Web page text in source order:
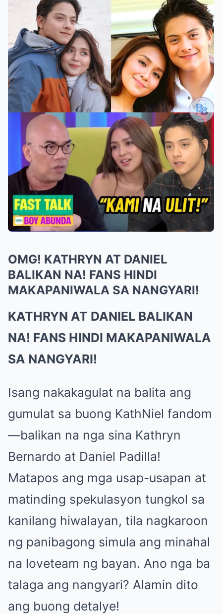
OMG! KATHRYN AT DANIEL
BALIKAN NA! FANS HINDI
MAKAPANIWALA SA NANGYARI!
KATHRYN AT DANIEL BALIKAN
NA! FANS HINDI MAKAPANIWALA
SA NANGYARI!
Isang nakakagulat na balita ang
gumulat sa buong KathNiel fandom
—balikan na nga sina Kathryn
Bernardo at Daniel Padilla!
Matapos ang mga usap-usapan at
matinding spekulasyon tungkol sa
kanilang hiwalayan, tila nagkaroon
ng panibagong simula ang minahal
na loveteam ng bayan. Ano nga ba
talaga ang nangyari? Alamin dito
ang buong detalye!